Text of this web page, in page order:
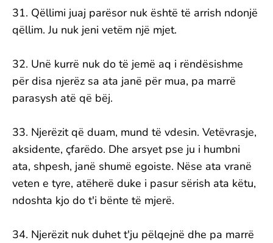
31. Qëllimi juaj parësor nuk është të arrish ndonjë
qëllim. Ju nuk jeni vetëm një mjet.
32. Unë kurrë nuk do të jemë aq i rëndësishme
për disa njerëz sa ata janë për mua, pa marrë
parasysh atë që bëj.
33. Njerëzit që duam, mund të vdesin. Vetëvrasje,
aksidente, çfarëdo. Dhe arsyet pse ju i humbni
ata, shpesh, janë shumë egoiste. Nëse ata vranë
veten e tyre, atëherë duke i pasur sërish ata këtu,
ndoshta kjo do t'i bënte të mjerë.
34. Njerëzit nuk duhet t'ju pëlqejnë dhe pa marrë